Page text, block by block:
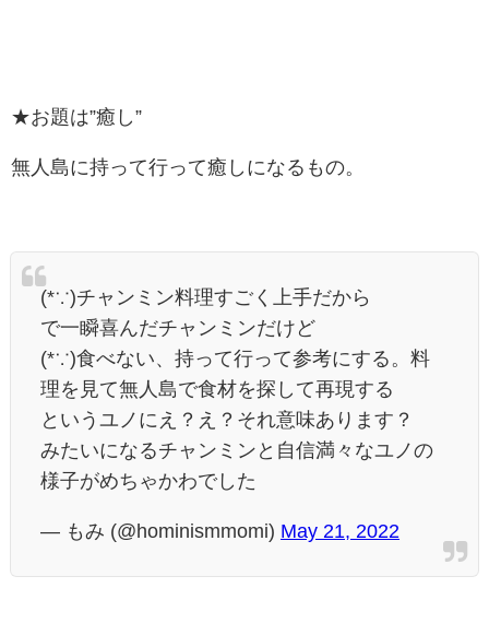
★お題は”癒し”
無人島に持って行って癒しになるもの。
(*∵)チャンミン料理すごく上手だから
で一瞬喜んだチャンミンだけど
(*∵)食べない、持って行って参考にする。料
理を見て無人島で食材を探して再現する
というユノにえ？え？それ意味あります？
みたいになるチャンミンと自信満々なユノの
様子がめちゃかわでした
— もみ (@hominismmomi) May 21, 2022